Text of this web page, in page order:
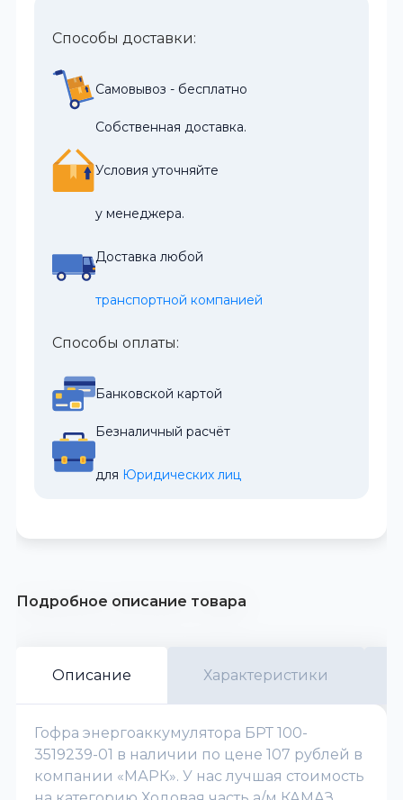
Способы доставки:
Самовывоз - бесплатно
Собственная доставка.
Условия уточняйте
у менеджера.
Доставка любой
транспортной компанией
Способы оплаты:
Банковской картой
Безналичный расчёт
для Юридических лиц
Подробное описание товара
Описание Характеристики
Гофра энергоаккумулятора БРТ 100-
3519239-01 в наличии по цене 107 рублей в
компании «МАРК». У нас лучшая стоимость